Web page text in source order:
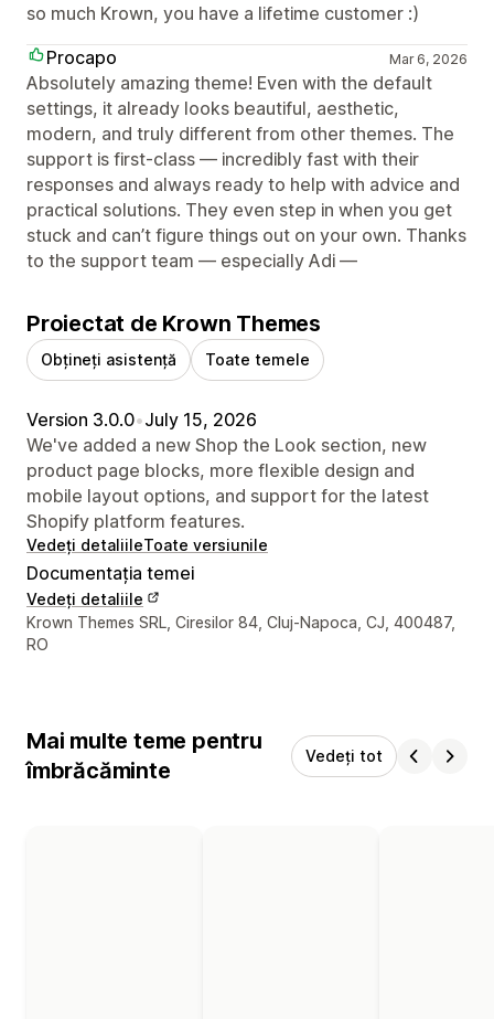
so much Krown, you have a lifetime customer :)
Procapo
Mar 6, 2026
Absolutely amazing theme! Even with the default
settings, it already looks beautiful, aesthetic,
modern, and truly different from other themes. The
support is first-class — incredibly fast with their
responses and always ready to help with advice and
practical solutions. They even step in when you get
stuck and can’t figure things out on your own. Thanks
to the support team — especially Adi —
Proiectat de Krown Themes
Obțineți asistență Toate temele
Version 3.0.0•July 15, 2026
We've added a new Shop the Look section, new
product page blocks, more flexible design and
mobile layout options, and support for the latest
Shopify platform features.
Vedeți detaliileToate versiunile
Documentația temei
Vedeți detaliile
Detaliile de contact ale designerului
Krown Themes SRL, Ciresilor 84, Cluj-Napoca, CJ, 400487,
RO
Mai multe teme pentru
îmbrăcăminte
Vedeți tot